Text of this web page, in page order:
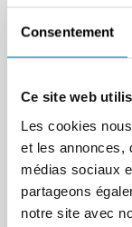
Consentement
Ce site web
Les cookies
et les annonces,
médias sociaux
partageons
notre site avec
de
Une
recherche
décisionnel
la recherche en
récompensés
personnelles et